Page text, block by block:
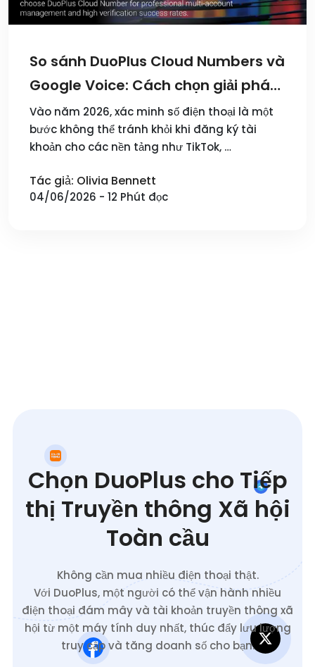
So sánh DuoPlus Cloud Numbers và
Google Voice: Cách chọn giải pháp
xác minh tài khoản năm 2026
Vào năm 2026, xác minh số điện thoại là một
bước không thể tránh khỏi khi đăng ký tài
khoản cho các nền tảng như TikTok, …
Tác giả: Olivia Bennett
04/06/2026 - 12 Phút đọc
Chọn DuoPlus cho Tiếp
thị Truyền thông Xã hội
Toàn cầu
Không cần mua nhiều điện thoại thật.
Với DuoPlus, một người có thể vận hành nhiều
điện thoại đám mây và tài khoản truyền thông xã
hội từ một máy tính duy nhất, thúc đẩy lưu lượng
truy cập và tăng doanh số cho bạn.